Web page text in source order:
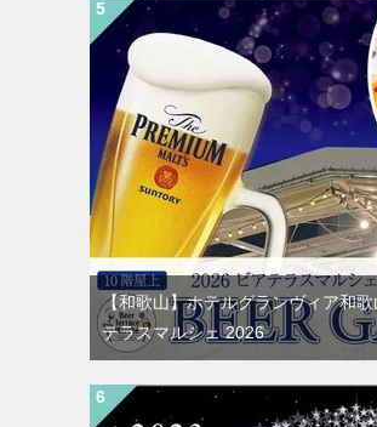
【和歌山】ホテルグランヴィア和
テラスマルシェ 2026